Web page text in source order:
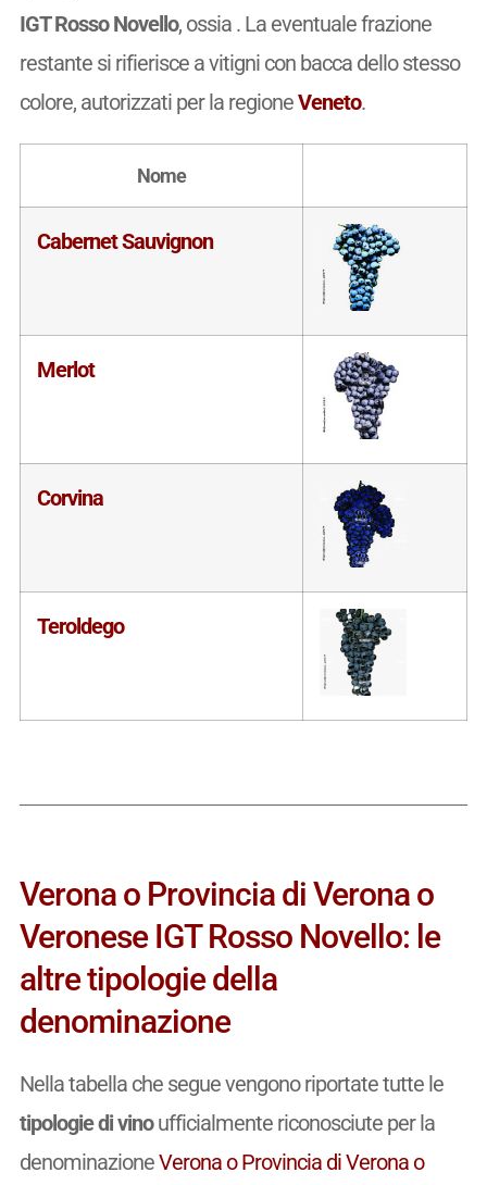
IGT Rosso Novello, ossia . La eventuale frazione
restante si rifierisce a vitigni con bacca dello stesso
colore, autorizzati per la regioneVeneto.
Nome
Cabernet Sauvignon
Merlot
Corvina
Teroldego
Verona o Provincia di Verona o
Veronese IGT Rosso Novello: le
altre tipologie della
denominazione
Nella tabella che segue vengono riportate tutte le
tipologie di vinoufficialmente riconosciute per la
denominazioneVerona o Provincia di Verona o